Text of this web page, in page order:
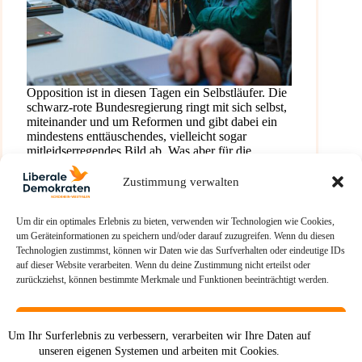
Zustimmung verwalten
Um dir ein optimales Erlebnis zu bieten, verwenden wir Technologien wie Cookies,
um Geräteinformationen zu speichern und/oder darauf zuzugreifen. Wenn du diesen
Technologien zustimmst, können wir Daten wie das Surfverhalten oder eindeutige IDs
auf dieser Website verarbeiten. Wenn du deine Zustimmung nicht erteilst oder
zurückziehst, können bestimmte Merkmale und Funktionen beeinträchtigt werden.
Um Ihr Surferlebnis zu verbessern, verarbeiten wir Ihre Daten auf
unseren eigenen Systemen und arbeiten mit Cookies.
Opposition ist in diesen Tagen ein Selbstläufer. Die
schwarz-rote Bundesregierung ringt mit sich selbst,
miteinander und um Reformen und gibt dabei ein
mindestens enttäuschendes, vielleicht sogar
mitleidserregendes Bild ab. Was aber für die
Opposition als Ganzes gilt, gilt mitnichten für…
Paul Vossiek
8. Juni 2026